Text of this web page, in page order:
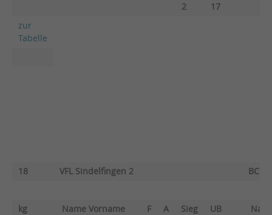
2
17
zur
Tabelle
18 VFL Sindelfingen 2 BC
kg Name Vorname F A Sieg UB